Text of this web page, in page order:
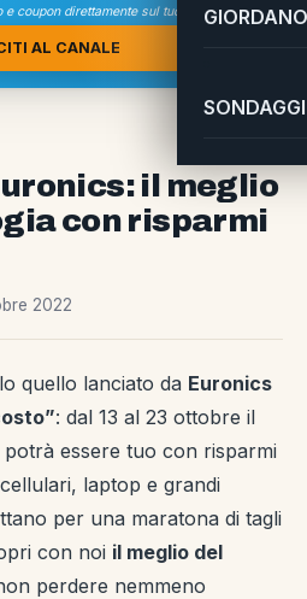
coupon direttamente sul tuo smartphone
AL CANALE
il meglio
con risparmi
2022
quello lanciato da Euronics
: dal 13 al 23 ottobre il
potrà essere tuo con risparmi
laptop e grandi
per una maratona di tagli
con noi il meglio del
perdere nemmeno